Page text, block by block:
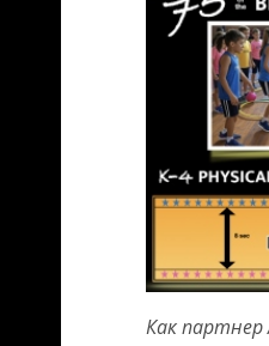
Как партнер